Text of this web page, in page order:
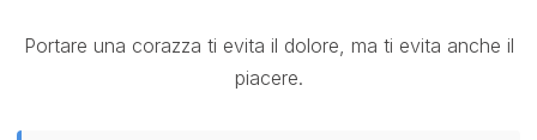
Portare una corazza ti evita il dolore, ma ti evita anche il
piacere.